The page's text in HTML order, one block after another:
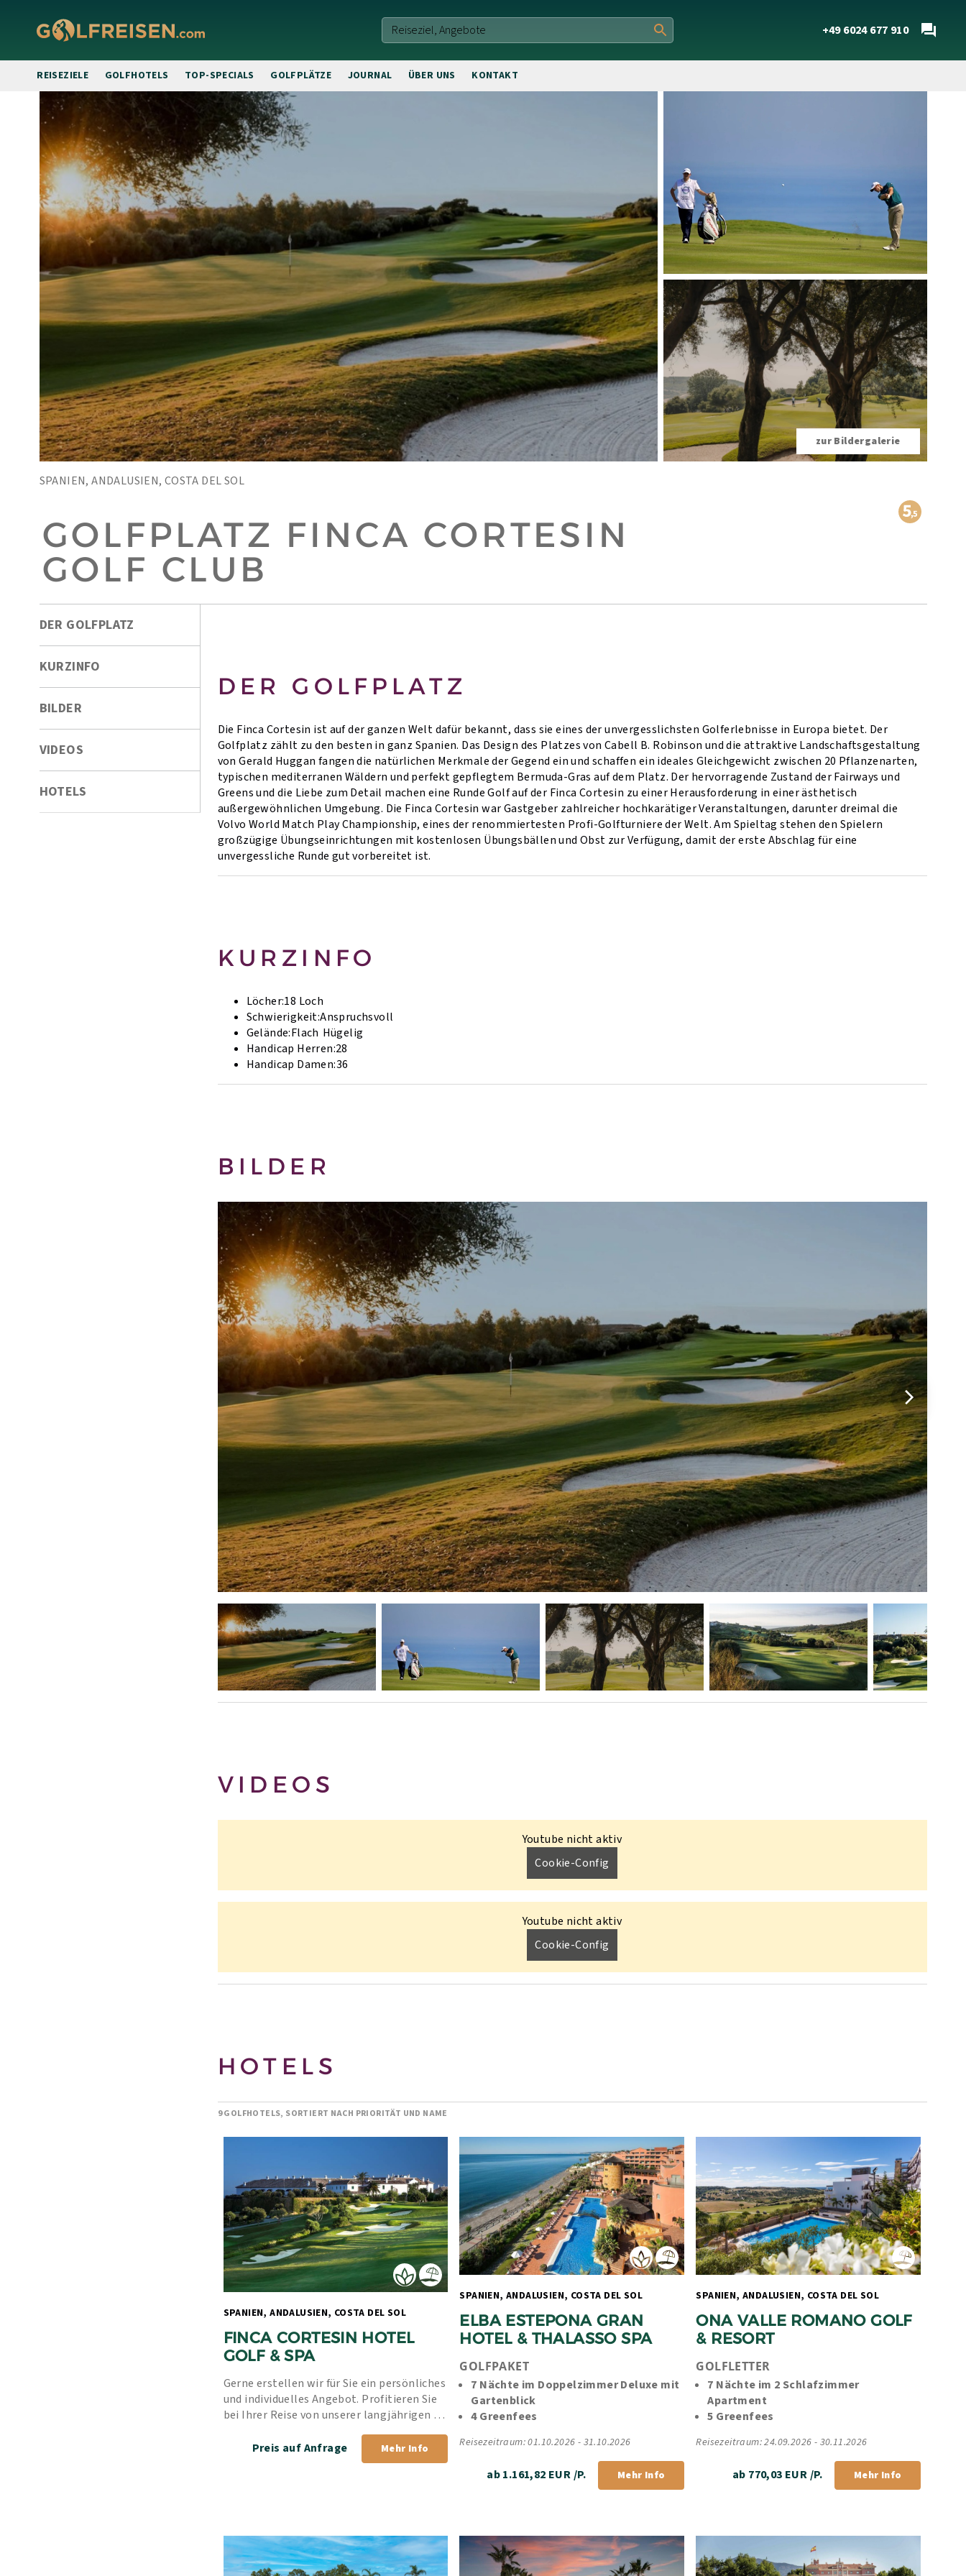
+49 6024 677 910
REISEZIELE GOLFHOTELS TOP-SPECIALS GOLFPLÄTZE JOURNAL ÜBER UNS KONTAKT
zur Bildergalerie
SPANIEN, ANDALUSIEN, COSTA DEL SOL
GOLFPLATZ FINCA CORTESIN
GOLF CLUB
DER GOLFPLATZ
KURZINFO
BILDER
VIDEOS
HOTELS
DER GOLFPLATZ
Die Finca Cortesin ist auf der ganzen Welt dafür bekannt, dass sie eines der unvergesslichsten Golferlebnisse in Europa bietet. Der
Golfplatz zählt zu den besten in ganz Spanien. Das Design des Platzes von Cabell B. Robinson und die attraktive Landschaftsgestaltung
von Gerald Huggan fangen die natürlichen Merkmale der Gegend ein und schaffen ein ideales Gleichgewicht zwischen 20 Pflanzenarten,
typischen mediterranen Wäldern und perfekt gepflegtem Bermuda-Gras auf dem Platz. Der hervorragende Zustand der Fairways und
Greens und die Liebe zum Detail machen eine Runde Golf auf der Finca Cortesin zu einer Herausforderung in einer ästhetisch
außergewöhnlichen Umgebung. Die Finca Cortesin war Gastgeber zahlreicher hochkarätiger Veranstaltungen, darunter dreimal die
Volvo World Match Play Championship, eines der renommiertesten Profi-Golfturniere der Welt. Am Spieltag stehen den Spielern
großzügige Übungseinrichtungen mit kostenlosen Übungsbällen und Obst zur Verfügung, damit der erste Abschlag für eine
unvergessliche Runde gut vorbereitet ist.
KURZINFO
Löcher:18 Loch
Schwierigkeit:Anspruchsvoll
Gelände:Flach Hügelig
Handicap Herren:28
Handicap Damen:36
BILDER
VIDEOS
Youtube nicht aktiv
Cookie-Config
Youtube nicht aktiv
Cookie-Config
HOTELS
9 GOLFHOTELS, SORTIERT NACH PRIORITÄT UND NAME
FINCA CORTESIN HOTEL
GOLF & SPA
Gerne erstellen wir für Sie ein persönliches
und individuelles Angebot. Profitieren Sie
bei Ihrer Reise von unserer langjährigen
Erfahrung und unserer Bestpreis-Garantie.
Preis auf Anfrage
Mehr Info
ELBA ESTEPONA GRAN
HOTEL & THALASSO SPA
GOLFPAKET
7 Nächte im Doppelzimmer Deluxe mit
Gartenblick
4 Greenfees
Reisezeitraum: 01.10.2026 - 31.10.2026
ab 1.161,82 EUR /P. Mehr Info
ONA VALLE ROMANO GOLF
& RESORT
GOLFLETTER
7 Nächte im 2 Schlafzimmer
Apartment
5 Greenfees
Reisezeitraum: 24.09.2026 - 30.11.2026
ab 770,03 EUR /P. Mehr Info